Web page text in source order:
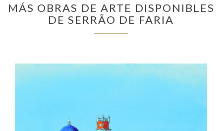
MÁS OBRAS DE ARTE DISPONIBLES
DE SERRÃO DE FARIA